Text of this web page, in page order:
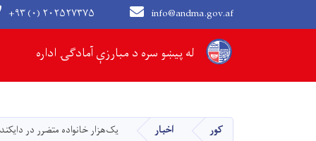
له پیښو سره د مبارزې آمادګۍ اداره
info@andma.gov.af +۹۳ (۰) ۲۰۲۵۲۷۳۷۵
Main navigation
کور اخبار یک‌هزار خانواده متضرر در دایکندی ۵۰ کیلویی برنج دریافت